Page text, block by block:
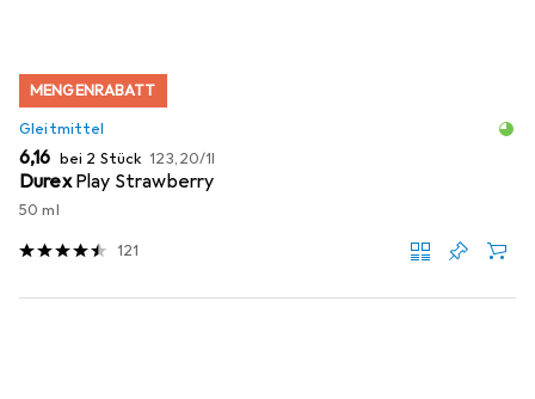
MENGENRABATT
Gleitmittel
EUR
6,16 bei 2 Stück EUR
123,20/1l
Durex Play Strawberry
50 ml
121